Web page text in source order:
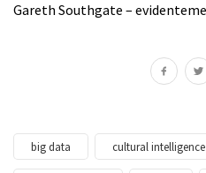
Gareth Southgate –
big data cultural intelligence